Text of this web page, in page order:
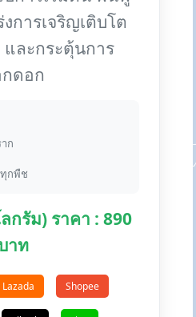
การเจริญเติบโต
และกระตุ้นการ
ดอก
าก
ทุกพืช
กรัม) ราคา : 890
าท
Lazada Shopee